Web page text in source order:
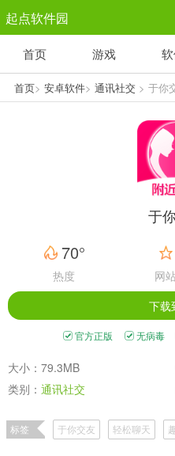
起点软件园
塔防游戏
1千+款游戏
休
1万+
赛
3百+
首页 游戏
首页> 安卓软件> 通讯社交 > 于你
于
70°
热度 网
下载
官方正版 无病毒
大小：79.3MB
类别： 通讯社交
标签 于你交友 轻松聊天